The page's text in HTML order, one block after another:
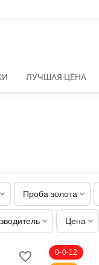
ЛУЧШАЯ ЦЕНА
Проба золота
Цена
0-0-12